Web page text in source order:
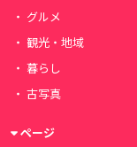
グルメ
観光・地域
暮らし
古写真
ページ